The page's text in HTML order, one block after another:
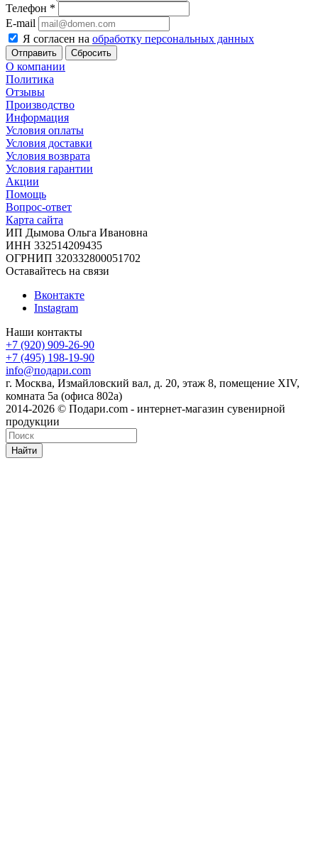
Телефон *
E-mail
Я согласен на обработку персональных данных
Сбросить
О компании
Политика
Отзывы
Производство
Информация
Условия оплаты
Условия доставки
Условия возврата
Условия гарантии
Акции
Помощь
Вопрос-ответ
Карта сайта
ИП Дымова Ольга Ивановна
ИНН 332514209435
ОГРНИП 320332800051702
Оставайтесь на связи
Вконтакте
Instagram
Наши контакты
+7 (920) 909-26-90
+7 (495) 198-19-90
info@подари.com
г. Москва, Измайловский вал, д. 20, этаж 8, помещение XIV,
комната 5а (офиса 802а)
2014-2026 © Подари.com - интернет-магазин сувенирной
продукции
Найти